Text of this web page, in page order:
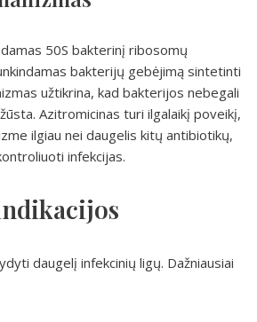
50S bakterinį ribosomų
bakterijų gebėjimą sintetinti
užtikrina, kad bakterijos nebegali
Azitromicinas turi ilgalaikį poveikį,
ilgiau nei daugelis kitų antibiotikų,
infekcijas.
daugelį infekcinių ligų. Dažniausiai